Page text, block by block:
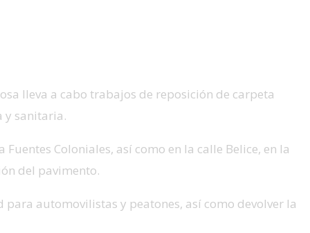
lleva a cabo trabajos de reposición de carpeta
y sanitaria.
Coloniales, así como en la calle Belice, en la
del pavimento.
automovilistas y peatones, así como devolver la